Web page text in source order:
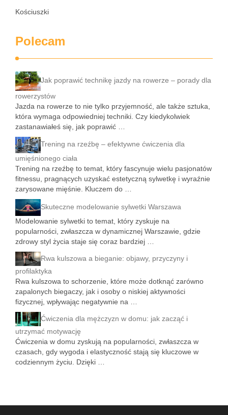
Kościuszki
Polecam
Jak poprawić technikę jazdy na rowerze – porady dla
rowerzystów
Jazda na rowerze to nie tylko przyjemność, ale także sztuka,
która wymaga odpowiedniej techniki. Czy kiedykolwiek
zastanawiałeś się, jak poprawić …
Trening na rzeźbę – efektywne ćwiczenia dla
umięśnionego ciała
Trening na rzeźbę to temat, który fascynuje wielu pasjonatów
fitnessu, pragnących uzyskać estetyczną sylwetkę i wyraźnie
zarysowane mięśnie. Kluczem do …
Skuteczne modelowanie sylwetki Warszawa
Modelowanie sylwetki to temat, który zyskuje na
popularności, zwłaszcza w dynamicznej Warszawie, gdzie
zdrowy styl życia staje się coraz bardziej …
Rwa kulszowa a bieganie: objawy, przyczyny i
profilaktyka
Rwa kulszowa to schorzenie, które może dotknąć zarówno
zapalonych biegaczy, jak i osoby o niskiej aktywności
fizycznej, wpływając negatywnie na …
Ćwiczenia dla mężczyzn w domu: jak zacząć i
utrzymać motywację
Ćwiczenia w domu zyskują na popularności, zwłaszcza w
czasach, gdy wygoda i elastyczność stają się kluczowe w
codziennym życiu. Dzięki …